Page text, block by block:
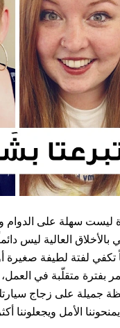
ليست سهلة على الدوام
بالأخلاق العالية ليس
تكفي لفتة لطيفة
بفترة متقلّبة في
جميلة على زجاج سيارتك
الأمل ويجعلوننا